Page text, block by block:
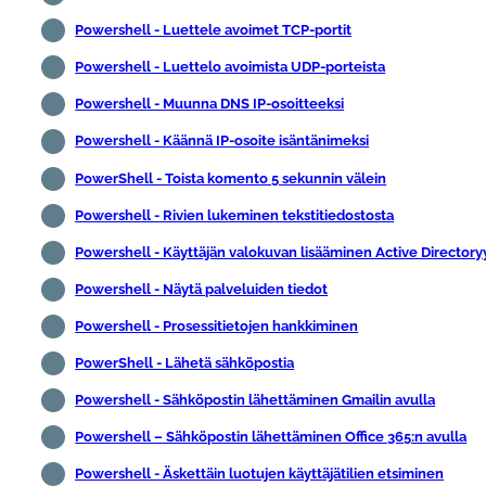
Powershell - Luettele avoimet TCP-portit
Powershell - Luettelo avoimista UDP-porteista
Powershell - Muunna DNS IP-osoitteeksi
Powershell - Käännä IP-osoite isäntänimeksi
PowerShell - Toista komento 5 sekunnin välein
Powershell - Rivien lukeminen tekstitiedostosta
Powershell - Käyttäjän valokuvan lisääminen Active
Powershell - Näytä palveluiden tiedot
Powershell - Prosessitietojen hankkiminen
PowerShell - Lähetä sähköpostia
Powershell - Sähköpostin lähettäminen Gmailin avulla
Powershell – Sähköpostin lähettäminen Office 365:n avulla
Powershell - Äskettäin luotujen käyttäjätilien etsiminen